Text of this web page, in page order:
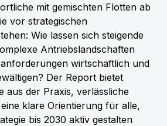
mit gemischten Flotten ab
vor strategischen
Wie lassen sich steigende
Antriebslandschaften
wirtschaftlich und
Der Report bietet
aus der Praxis, verlässliche
klare Orientierung für alle,
bis 2030 aktiv gestalten